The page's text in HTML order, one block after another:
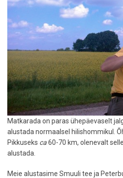
Matkarada on paras ühepäevaselt
alustada normaalsel hilishommikul.
Pikkuseks ca60-70 km, olenevalt
alustada.
Meie alustasime Smuuli tee ja